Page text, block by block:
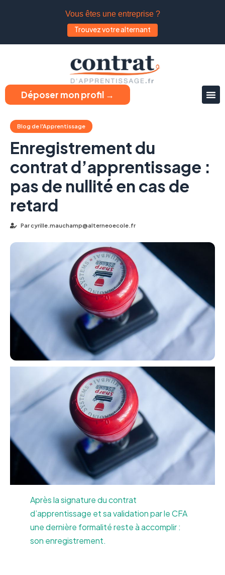
Vous êtes une entreprise ?
Trouvez votre alternant
Déposer mon profil →
Blog de l'Apprentissage
Enregistrement du
contrat d’apprentissage :
pas de nullité en cas de
retard
Parcyrille.mauchamp@alterneoecole.fr
Après la signature du contrat
d’apprentissage et sa validation par le CFA
une dernière formalité reste à accomplir :
son enregistrement.